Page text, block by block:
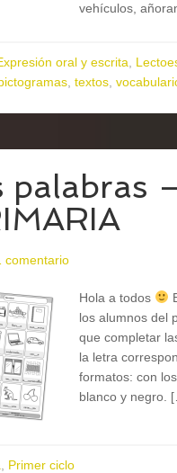
vehículos,
oral y escrita
textos
palabras
comentario
Hola a todos
los alumnos del
que completar
la letra
formatos: con
blanco y negro.
Primer ciclo